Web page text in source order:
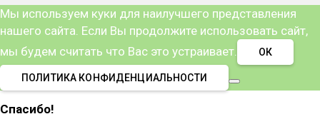
Мы используем куки для наилучшего представления
нашего сайта. Если Вы продолжите использовать сайт,
мы будем считать что Вас это устраивает.
ОК
ПОЛИТИКА КОНФИДЕНЦИАЛЬНОСТИ
Спасибо!